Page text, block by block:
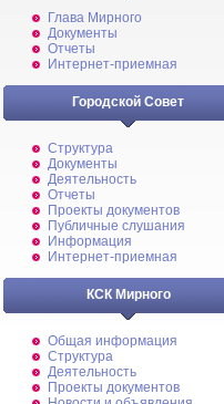
Глава Мирного
Документы
Отчеты
Интернет-приемная
Городской Совет
Структура
Документы
Деятельность
Отчеты
Проекты документов
Публичные слушания
Информация
Интернет-приемная
КСК Мирного
Общая информация
Структура
Деятельность
Проекты документов